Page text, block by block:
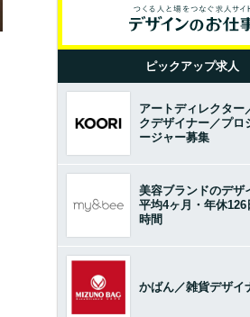
ピックアップ求人
アートディレクター
クデザイナー／プロ
ージャー募集
美容ブランドのデザ
平均4ヶ月・年休126
時間
かばん／雑貨デザイ